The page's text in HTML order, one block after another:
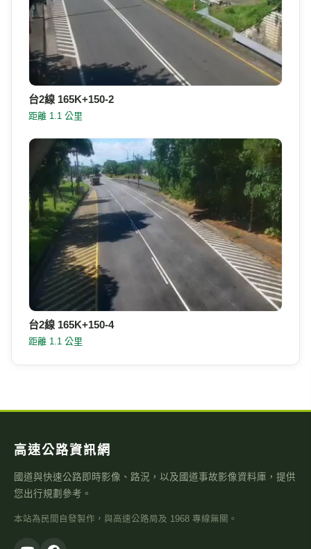
台2線 165K+150-2
距離 1.1 公里
台2線 165K+150-4
距離 1.1 公里
高速公路資訊網
國道與快速公路即時影像、路況，以及國道事故影像資料庫，提供
您出行規劃參考。
本站為民間自發製作，與高速公路局及 1968 專線無關。